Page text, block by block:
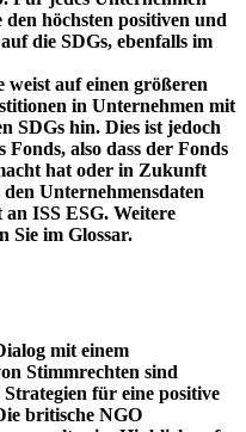
höchsten positiven und
die SDGs, ebenfalls im
weist auf einen größeren
in Unternehmen mit
SDGs hin. Dies ist jedoch
also dass der Fonds
hat oder in Zukunft
Unternehmensdaten
ISS ESG. Weitere
Sie im Glossar.
mit einem
Stimmrechten sind
für eine positive
britische NGO